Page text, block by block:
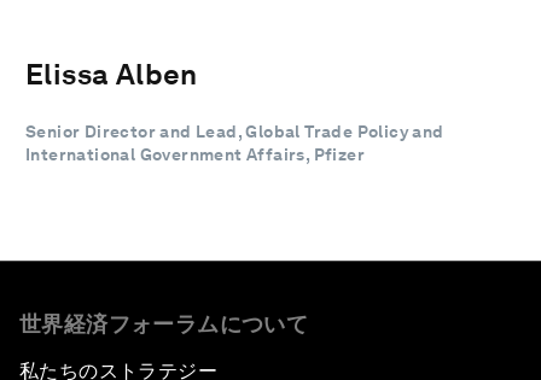
Elissa Alben
Senior Director and Lead, Global Trade Policy and
International Government Affairs, Pfizer
世界経済フォーラムについて
私たちのストラテジー